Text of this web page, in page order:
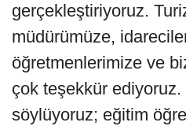
gerçekleştiriyoruz.
müdürümüze,
öğretmenlerimize ve
çok teşekkür
söylüyoruz; eğitim